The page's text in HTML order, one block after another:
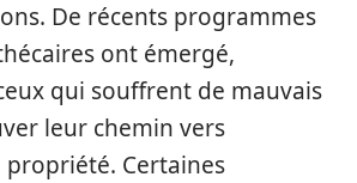
De récents programmes
ont émergé,
qui souffrent de mauvais
leur chemin vers
propriété. Certaines